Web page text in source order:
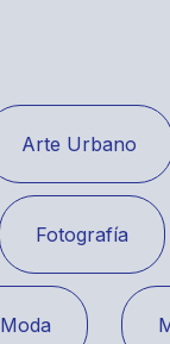
Arte Urbano
Fotografía
Moda